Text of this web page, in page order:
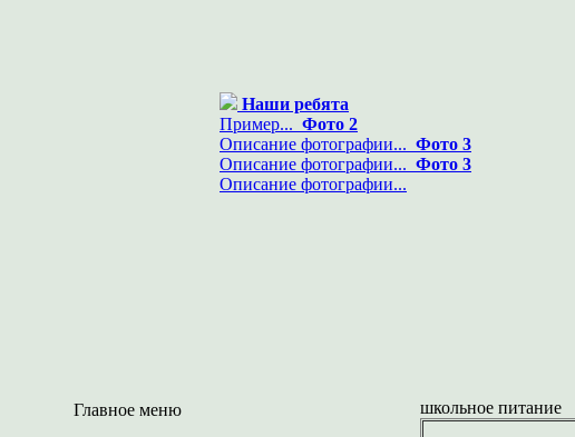
Наши ребята
Пример... Фото 2
Описание фотографии... Фото 3
Описание фотографии... Фото 3
Описание фотографии...
Главное меню
школьное питание